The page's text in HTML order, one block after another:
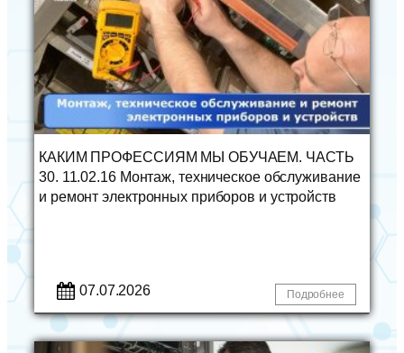
КАКИМ ПРОФЕССИЯМ МЫ ОБУЧАЕМ. ЧАСТЬ
30. 11.02.16 Монтаж, техническое обслуживание
и ремонт электронных приборов и устройств
07.07.2026 Подробнее